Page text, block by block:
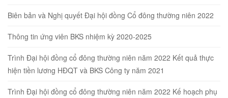
Biên bản và Nghị quyết Đại hội đồng Cổ đông thường niên 2022
Thông tin ứng viên BKS nhiệm kỳ 2020-2025
Trình Đại hội đồng cổ đông thường niên năm 2022 Kết quả thực
hiện tiền lương HĐQT và BKS Công ty năm 2021
Trình Đại hội đồng cổ đông thường niên năm 2022 Kế hoạch phụ